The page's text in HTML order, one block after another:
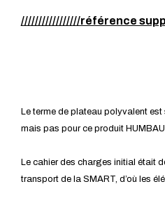
/////////////////référence
Le terme de plateau polyvalent est
mais pas pour ce produit
Le cahier des charges initial était
transport de la SMART, d’où les